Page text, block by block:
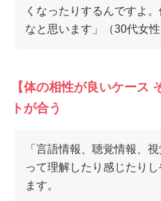
くなったりするんですよ
なと思います」（30代女性
【体の相性が良いケース
トが合う
「言語情報、聴覚情報、
って理解したり感じたり
ます。